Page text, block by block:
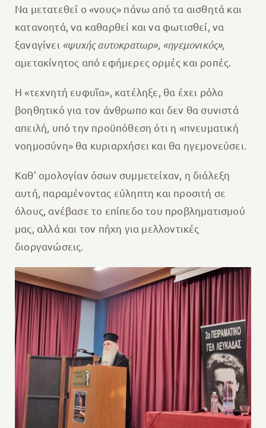
Να μετατεθεί ο «νους» πάνω από τα αισθητά και
κατανοητά, να καθαρθεί και να φωτισθεί, να
ξαναγίνει «ψυχής αυτοκρατωρ», «ηγεμονικός»,
αμετακίνητος από εφήμερες ορμές και ροπές.
Η «τεχνητή ευφυΐα», κατέληξε, θα έχει ρόλο
βοηθητικό για τον άνθρωπο και δεν θα συνιστά
απειλή, υπό την προϋπόθεση ότι η «πνευματική
νοημοσύνη» θα κυριαρχήσει και θα ηγεμονεύσει.
Καθ’ ομολογίαν όσων συμμετείχαν, η διάλεξη
αυτή, παραμένοντας εύληπτη και προσιτή σε
όλους, ανέβασε το επίπεδο του προβληματισμού
μας, αλλά και τον πήχη για μελλοντικές
διοργανώσεις.